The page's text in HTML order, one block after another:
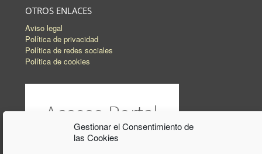
Gestionar el Consentimiento de
las Cookies
OTROS ENLACES
Aviso legal
Política de privacidad
Política de redes sociales
Política de cookies